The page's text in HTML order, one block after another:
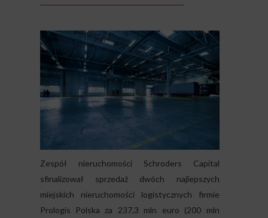
Zespół nieruchomości Schroders Capital
sfinalizował sprzedaż dwóch najlepszych
miejskich nieruchomości logistycznych firmie
Prologis Polska za 237,3 mln euro (200 mln